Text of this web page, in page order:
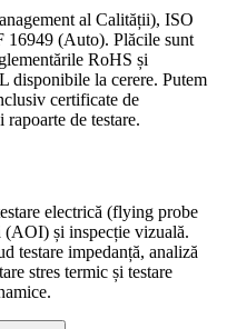
al Calității), ISO
16949 (Auto). Plăcile sunt
RoHS și
disponibile la cerere. Putem
certificate de
de testare.
electrică (flying probe
(AOI) și inspecție vizuală.
testare impedanță, analiză
stres termic și testare